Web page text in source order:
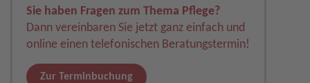
Sie haben Fragen zum Thema Pflege?
Dann vereinbaren Sie jetzt ganz einfach und
online einen telefonischen Beratungstermin!
Zur Terminbuchung